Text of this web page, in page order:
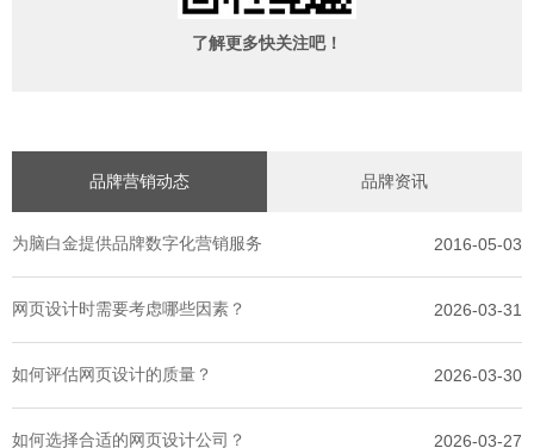
了解更多快关注吧！
品牌营销动态 品牌资讯
为脑白金提供品牌数字化营销服务 2016-05-03
网页设计时需要考虑哪些因素？ 2026-03-31
如何评估网页设计的质量？ 2026-03-30
如何选择合适的网页设计公司？ 2026-03-27